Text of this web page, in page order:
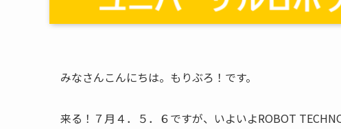
みなさんこんにちは。もりぶろ！です。
来る！７月４．５．６ですが、いよいよROBOT